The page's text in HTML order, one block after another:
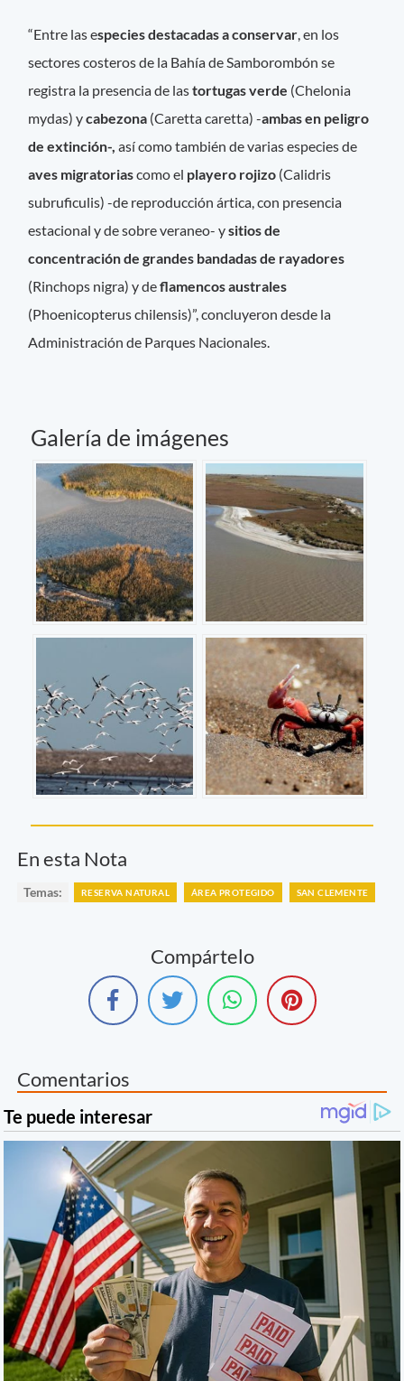
“Entre las especies destacadas a conservar, en los
sectores costeros de la Bahía de Samborombón se
registra la presencia de lastortugas verde (Chelonia
mydas) ycabezona (Caretta caretta) -ambas en peligro
de extinción-,así como también de varias especies de
aves migratoriascomo el playero rojizo (Calidris
subruficulis) -de reproducción ártica, con presencia
estacional y de sobre veraneo- ysitios de
concentración de grandes bandadas de rayadores
(Rinchops nigra) y deflamencos australes
(Phoenicopterus chilensis)”, concluyeron desde la
Administración de Parques Nacionales.
Galería de imágenes
En esta Nota
Temas: RESERVA NATURAL ÁREA PROTEGIDO SAN CLEMENTE
Compártelo
Comentarios